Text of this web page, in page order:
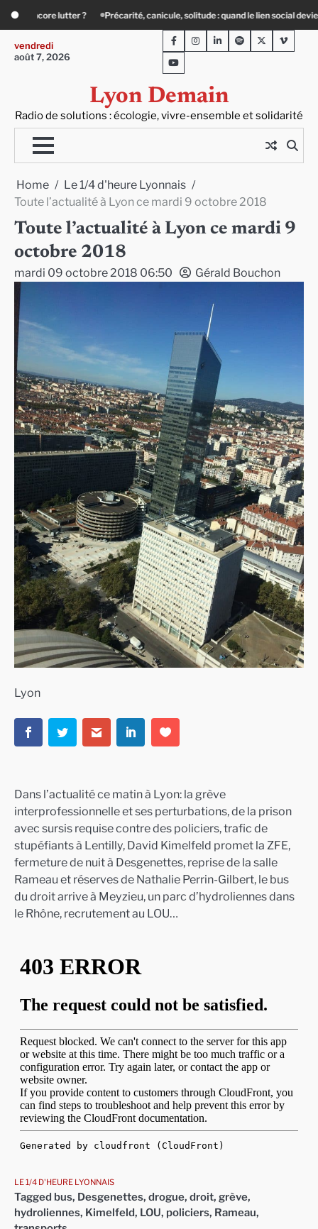
Skip
content
solitude : quand le lien social devient essentiel « Ça chauffe » : des
vendredi
août 7, 2026
Lyon Demain
Radio de solutions : écologie, vivre-ensemble et solidarité
FacebookInstagram
LinkedInSpotifyTwitterViméo
Youtube
Home
Le 1/4 d'heure Lyonnais
Toute l’actualité à Lyon ce mardi 9 octobre 2018
Toute l’actualité à Lyon ce mardi 9
octobre 2018
mardi 09 octobre 2018 06:50 Gérald Bouchon
Lyon
Dans l’actualité ce matin à Lyon: la grève
interprofessionnelle et ses perturbations, de la prison
avec sursis requise contre des policiers, trafic de
stupéfiants à Lentilly, David Kimelfeld promet la ZFE,
fermeture de nuit à Desgenettes, reprise de la salle
Rameau et réserves de Nathalie Perrin-Gilbert, le bus
du droit arrive à Meyzieu, un parc d’hydroliennes dans
le Rhône, recrutement au LOU…
LE 1/4 D'HEURE LYONNAIS
Tagged bus, Desgenettes, drogue, droit, grève,
hydroliennes, Kimelfeld, LOU, policiers, Rameau,